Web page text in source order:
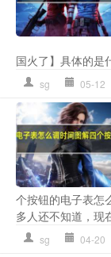
国火了】具体的是
sg 05-12
个按钮的电子表怎
多人还不知道，现
sg 04-20